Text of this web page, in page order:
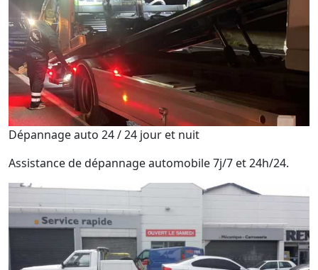
Dépannage auto 24 / 24 jour et nuit
Assistance de dépannage automobile 7j/7 et 24h/24.